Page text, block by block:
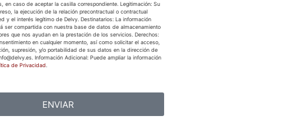
en caso de aceptar la casilla correspondiente. Legitimación: Su
la ejecución de la relación precontractual o contractual
y el interés legítimo de Delvy. Destinatarios: La información
ser compartida con nuestra base de datos de almacenamiento
que nos ayudan en la prestación de los servicios. Derechos:
en cualquier momento, así como solicitar el acceso,
supresión, y/o portabilidad de sus datos en la dirección de
Información Adicional: Puede ampliar la información
de Privacidad
ENVIAR